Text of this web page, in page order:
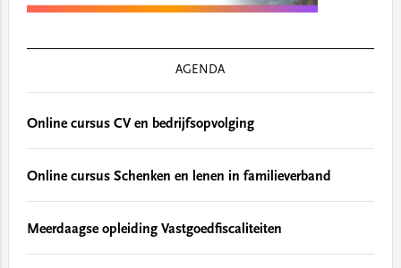
AGENDA
Online cursus CV en bedrijfsopvolging
Online cursus Schenken en lenen in familieverband
Meerdaagse opleiding Vastgoedfiscaliteiten